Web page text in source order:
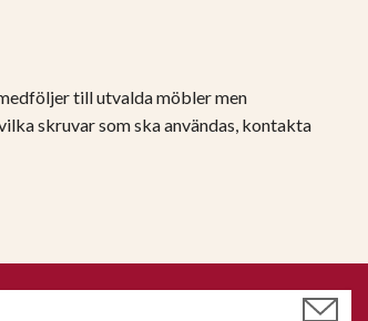
till utvalda möbler men
skruvar som ska användas, kontakta